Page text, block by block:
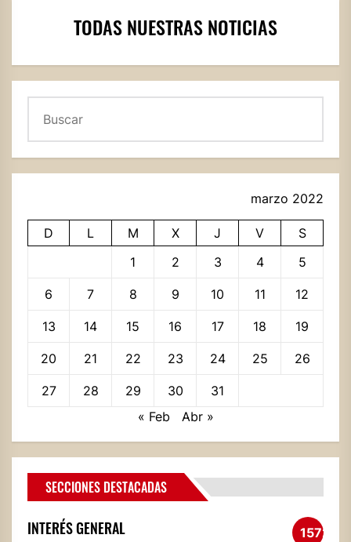
TODAS NUESTRAS NOTICIAS
marzo 2022
D L M X J V
S
1
2 3 4 5
6 7 8 9 10 11 12
13 14 15 16 17 18 19
20 21 22 23 24 25 26
27 28 29 30
31
« Feb
Abr »
SECCIONES DESTACADAS
INTERÉS GENERAL 1572